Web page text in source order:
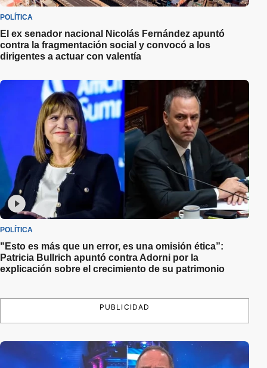
POLÍTICA
El ex senador nacional Nicolás Fernández apuntó
contra la fragmentación social y convocó a los
dirigentes a actuar con valentía
POLÍTICA
"Esto es más que un error, es una omisión ética”:
Patricia Bullrich apuntó contra Adorni por la
explicación sobre el crecimiento de su patrimonio
PUBLICIDAD